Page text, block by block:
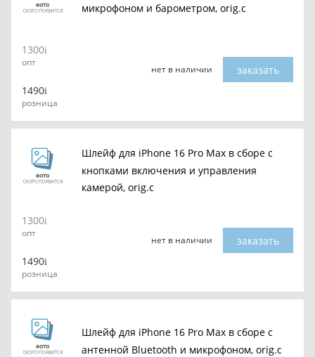
микрофоном и барометром, orig.c
1300
опт
1490
розница
нет в наличии заказать
Шлейф для iPhone 16 Pro Max в сборе c
кнопками включения и управления
камерой, orig.c
1300
опт
1490
розница
нет в наличии заказать
Шлейф для iPhone 16 Pro Max в сборе с
антенной Bluetooth и микрофоном, orig.c